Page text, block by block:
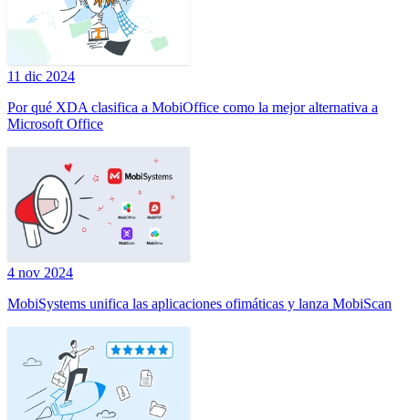
11 dic 2024
Por qué XDA clasifica a MobiOffice como la mejor alternativa a
Microsoft Office
4 nov 2024
MobiSystems unifica las aplicaciones ofimáticas y lanza MobiScan